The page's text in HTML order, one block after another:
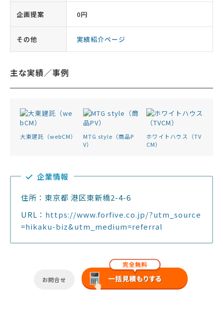
企画提案 0円
その他 実績紹介ページ
主な実績／事例
大東建託（webCM）
MTG style（商品P
V）
ホワイトハウス（TV
CM）
企業情報
住所：東京都 港区東新橋2-4-6
URL： https://www.forfive.co.jp/?utm_source
=hikaku-biz&utm_medium=referral
お問合せ